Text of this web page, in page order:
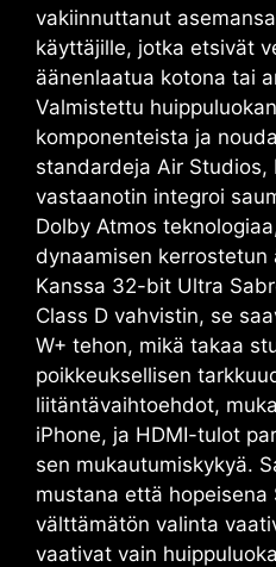
vakiinnuttanut
käyttäjille, jotka etsivät
äänenlaatua kotona tai
Valmistettu
komponenteista ja
standardeja Air Studios,
vastaanotin integroi
Dolby Atmos
dynaamisen kerrostetun
Kanssa 32-bit Ultra
Class D vahvistin, se
W+ tehon, mikä takaa
poikkeuksellisen
liitäntävaihtoehdot,
iPhone, ja HDMI-tulot
sen mukautumiskykyä.
mustana että hopeisena
välttämätön valinta
vaativat vain